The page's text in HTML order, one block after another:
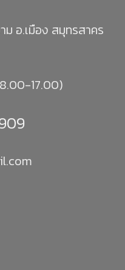
ม อ.เมือง สมุทรสาคร
17.00)